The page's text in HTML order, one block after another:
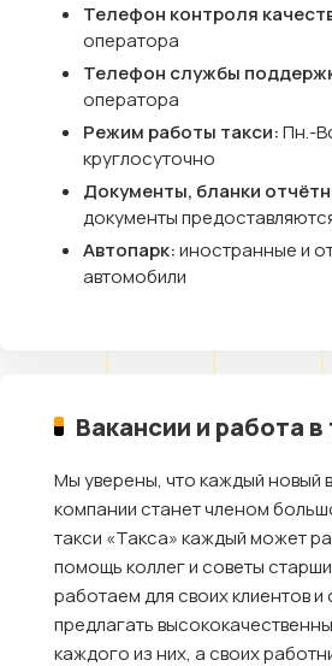
Телефон контроля
оператора
Телефон службы
оператора
Режим работы такси:Пн.-
круглосуточно
Документы, бланки
документы
Автопарк:иностранные и
автомобили
Вакансии и работа в
Мы уверены, что каждый новый
компании станет членом
такси «Такса» каждый может
помощь коллег и советы
работаем для своих клиентов и
предлагать
каждого из них, а своих